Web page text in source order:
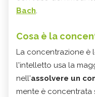
Bach.
Cosa è la
La concentrazione è
l'intelletto usa la
nell'assolvere un
mente è concentrata